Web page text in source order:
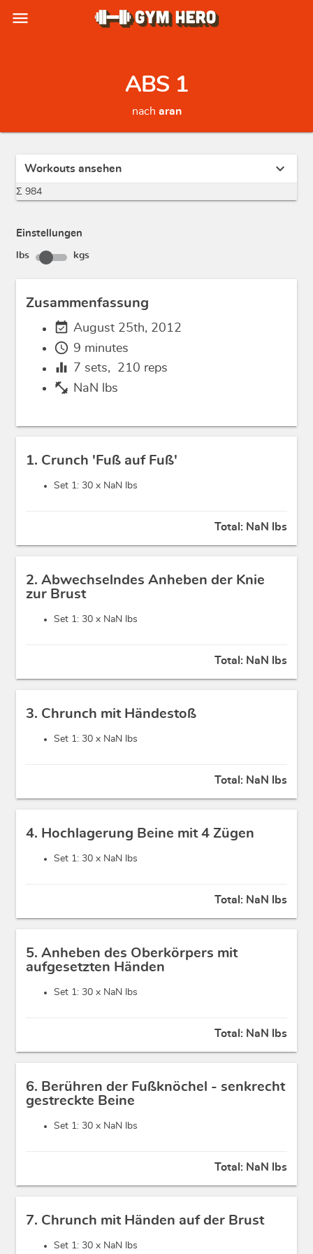
menu
ABS 1
nach aran
Workouts ansehen expand_more
Σ 984
Einstellungen
lbs kgs
Zusammenfassung
event_available August 25th, 2012
schedule 9 minutes
equalizer 7 sets, 210 reps
fitness_center NaN lbs
1. Crunch 'Fuß auf Fuß'
Set 1: 30 x NaN lbs
Total: NaN lbs
2. Abwechselndes Anheben der Knie
zur Brust
Set 1: 30 x NaN lbs
Total: NaN lbs
3. Chrunch mit Händestoß
Set 1: 30 x NaN lbs
Total: NaN lbs
4. Hochlagerung Beine mit 4 Zügen
Set 1: 30 x NaN lbs
Total: NaN lbs
5. Anheben des Oberkörpers mit
aufgesetzten Händen
Set 1: 30 x NaN lbs
Total: NaN lbs
6. Berühren der Fußknöchel - senkrecht
gestreckte Beine
Set 1: 30 x NaN lbs
Total: NaN lbs
7. Chrunch mit Händen auf der Brust
Set 1: 30 x NaN lbs